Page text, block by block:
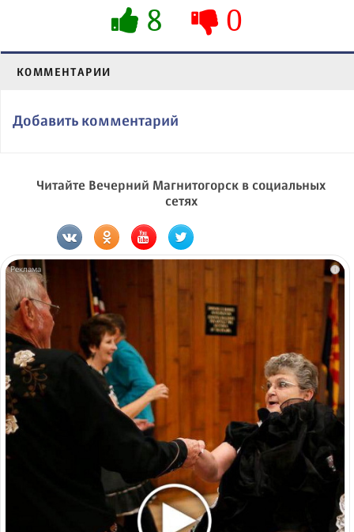
8 0
КОММЕНТАРИИ
Добавить комментарий
Читайте Вечерний Магнитогорск в социальных
сетях
i